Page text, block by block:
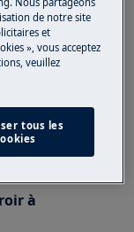
faut deux
et des
la réparation
sur
à
de notre site
et
», vous acceptez
veuillez
tous les